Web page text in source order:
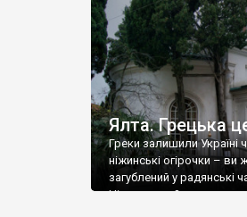
Ялта. Грецька
Греки залишили Україні
ніжинські огірочки – ви
загублений у радянські
Ніжин греки?